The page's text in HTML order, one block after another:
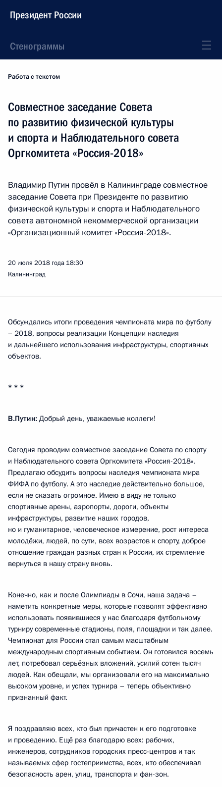
Президент России
Стенограммы
Работа с текстом
Совместное заседание Совета
по развитию физической культуры
и спорта и Наблюдательного совета
Оргкомитета «Россия-2018»
Владимир Путин провёл в Калининграде совместное
заседание Совета при Президенте по развитию
физической культуры и спорта и Наблюдательного
совета автономной некоммерческой организации
«Организационный комитет «Россия-2018».
20 июля 2018 года 18:30
Калининград
Обсуждались итоги проведения чемпионата мира по футболу
− 2018, вопросы реализации Концепции наследия
и дальнейшего использования инфраструктуры, спортивных
объектов.
* * *
В.Путин: Добрый день, уважаемые коллеги!
Сегодня проводим совместное заседание Совета по спорту
и Наблюдательного совета Оргкомитета «Россия-2018».
Предлагаю обсудить вопросы наследия чемпионата мира
ФИФА по футболу. А это наследие действительно большое,
если не сказать огромное. Имею в виду не только
спортивные арены, аэропорты, дороги, объекты
инфраструктуры, развитие наших городов,
но и гуманитарное, человеческое измерение, рост интереса
молодёжи, людей, по сути, всех возрастов к спорту, доброе
отношение граждан разных стран к России, их стремление
вернуться в нашу страну вновь.
Конечно, как и после Олимпиады в Сочи, наша задача –
наметить конкретные меры, которые позволят эффективно
использовать появившиеся у нас благодаря футбольному
турниру современные стадионы, поля, площадки и так далее.
Чемпионат для России стал самым масштабным
международным спортивным событием. Он готовился восемь
лет, потребовал серьёзных вложений, усилий сотен тысяч
людей. Как обещали, мы организовали его на максимально
высоком уровне, и успех турнира – теперь объективно
признанный факт.
Я поздравляю всех, кто был причастен к его подготовке
и проведению. Ещё раз благодарю всех: рабочих,
инженеров, сотрудников городских пресс-центров и так
называемых сфер гостеприимства, всех, кто обеспечивал
безопасность арен, улиц, транспорта и фан-зон.